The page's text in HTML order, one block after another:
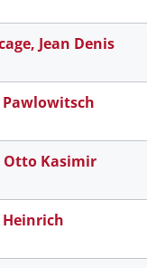
Jean Denis
Kasimir